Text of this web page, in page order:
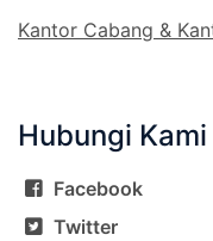
Kantor Cabang &
Hubungi Kami
Facebook
Twitter